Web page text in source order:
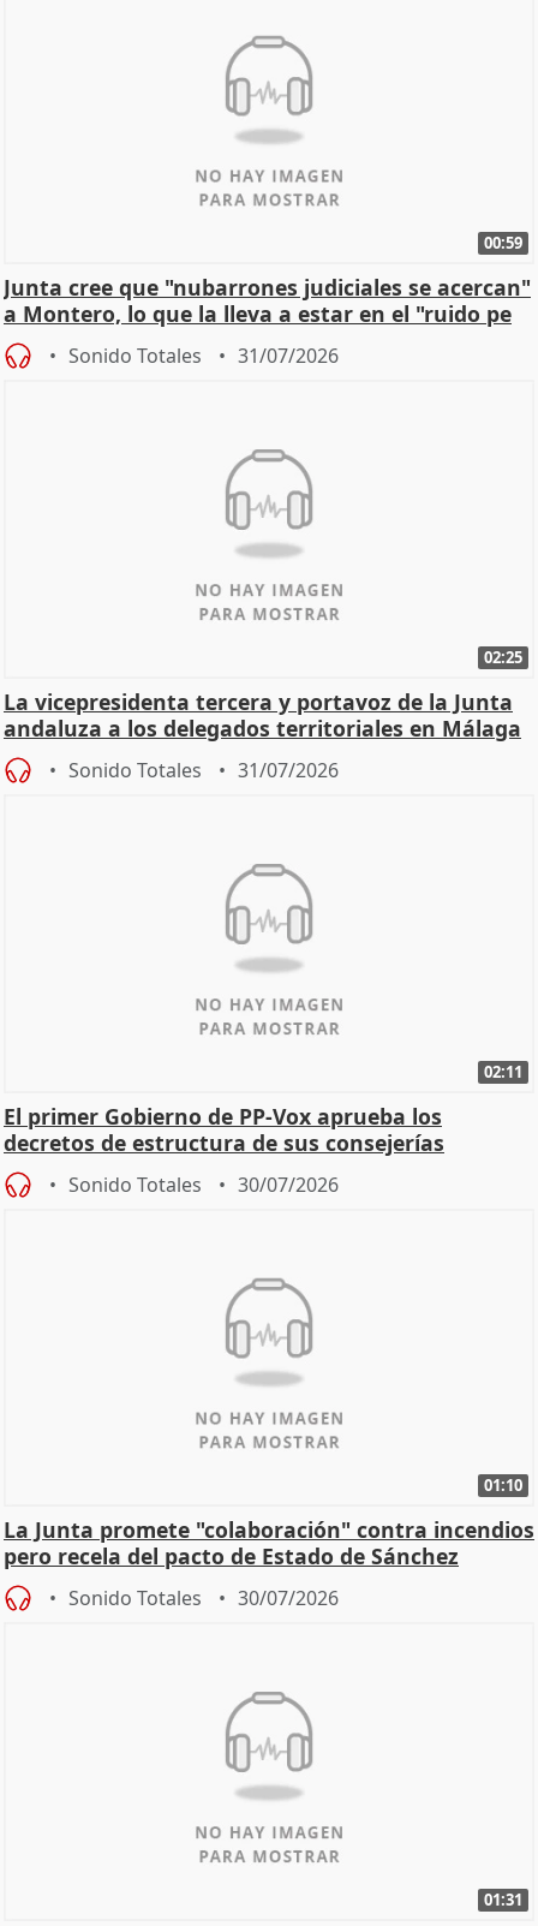
00:59
Junta cree que "nubarrones judiciales se acercan"
a Montero, lo que la lleva a estar en el "ruido pe
Sonido Totales 31/07/2026
02:25
La vicepresidenta tercera y portavoz de la Junta
andaluza a los delegados territoriales en Málaga
Sonido Totales 31/07/2026
02:11
El primer Gobierno de PP-Vox aprueba los
decretos de estructura de sus consejerías
Sonido Totales 30/07/2026
01:10
La Junta promete "colaboración" contra incendios
pero recela del pacto de Estado de Sánchez
Sonido Totales 30/07/2026
01:31